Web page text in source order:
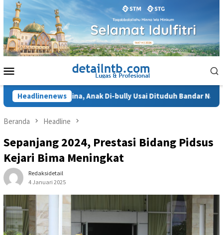
Loncat
konten
Mobile
Headlinenews
Terhina, Anak Di-bully Usai Dituduh Bandar Narkoba
Beranda Headline
Sepanjang 2024, Prestasi Bidang Pidsus
Kejari Bima Meningkat
Redaksidetail
4 Januari 2025